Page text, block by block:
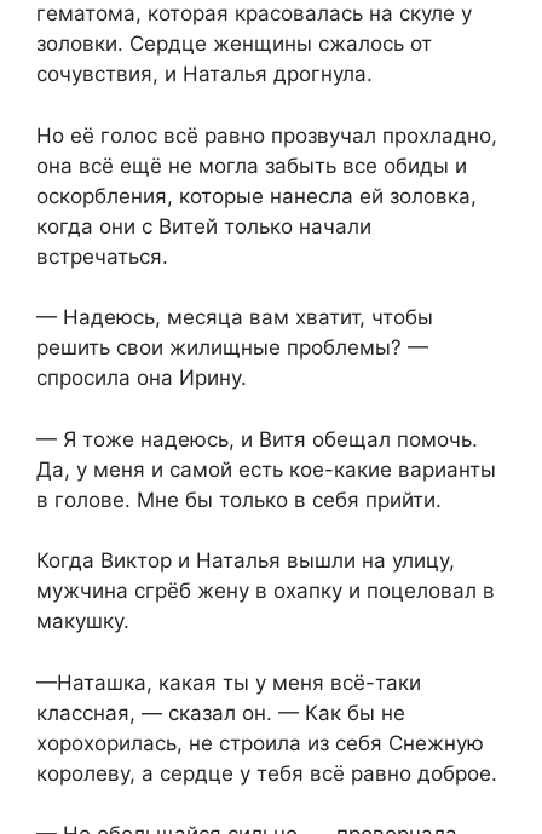
гематома, которая красовалась на скуле у
золовки. Сердце женщины сжалось от
сочувствия, и Наталья дрогнула.
Но её голос всё равно прозвучал прохладно,
она всё ещё не могла забыть все обиды и
оскорбления, которые нанесла ей золовка,
когда они с Витей только начали
встречаться.
— Надеюсь, месяца вам хватит, чтобы
решить свои жилищные проблемы? —
спросила она Ирину.
— Я тоже надеюсь, и Витя обещал помочь.
Да, у меня и самой есть кое-какие варианты
в голове. Мне бы только в себя прийти.
Когда Виктор и Наталья вышли на улицу,
мужчина сгрёб жену в охапку и поцеловал в
макушку.
—Наташка, какая ты у меня всё-таки
классная, — сказал он. — Как бы не
хорохорилась, не строила из себя Снежную
королеву, а сердце у тебя всё равно доброе.